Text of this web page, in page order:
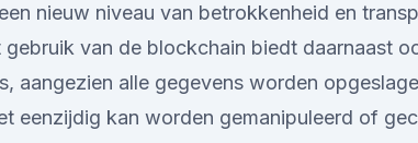
nieuw niveau van betrokkenheid en
van de blockchain biedt daarnaast
aangezien alle gegevens worden
eenzijdig kan worden gemanipuleerd of